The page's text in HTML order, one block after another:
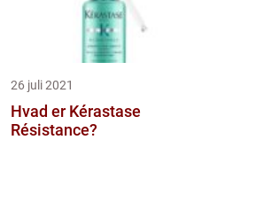
26 juli 2021
Hvad er Kérastase
Résistance?